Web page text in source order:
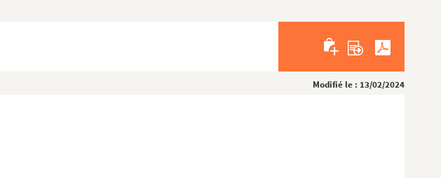
Modifié le : 13/02/2024